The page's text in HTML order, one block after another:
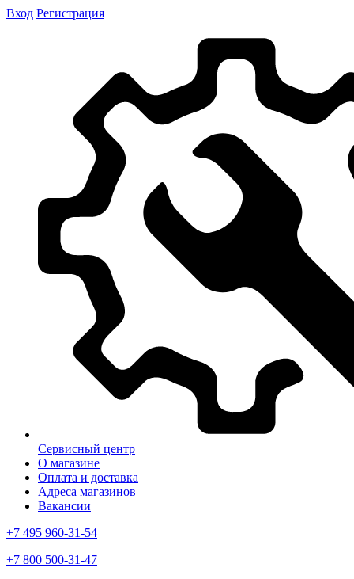
Вход Регистрация
Сервисный центр
О магазине
Оплата и доставка
Адреса магазинов
Вакансии
+7 495 960-31-54
+7 800 500-31-47